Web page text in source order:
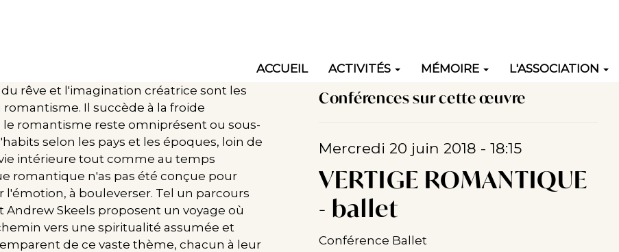
Main
navigation
ACCUEIL ACTIVITÉS MÉMOIRE
L'ASSOCIATION
rêve et l'imagination créatrice sont les
Il succède à la froide
le romantisme reste omniprésent ou sous-
selon les pays et les époques, loin de
intérieure tout comme au temps
romantique n'as pas été conçue pour
l'émotion, à bouleverser. Tel un parcours
Skeels proposent un voyage où
vers une spiritualité assumée et
de ce vaste thème, chacun à leur
Conférences sur cette œuvre
Mercredi 20 juin 2018 - 18:15
VERTIGE ROMANTIQUE
- ballet
Conférence Ballet